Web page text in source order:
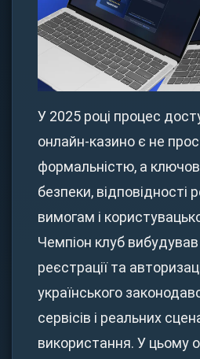
У 2025 році процес
онлайн-казино є не
формальністю, а
безпеки, відповідності
вимогам і
Чемпіон клуб
реєстрації та
українського
сервісів і реальних
використання. У цьому